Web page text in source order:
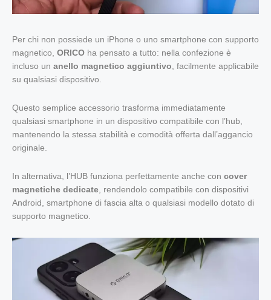
Per chi non possiede un iPhone o uno smartphone con supporto
magnetico, ORICO ha pensato a tutto: nella confezione è
incluso un anello magnetico aggiuntivo , facilmente applicabile
su qualsiasi dispositivo.
Questo semplice accessorio trasforma immediatamente
qualsiasi smartphone in un dispositivo compatibile con l’hub,
mantenendo la stessa stabilità e comodità offerta dall’aggancio
originale.
In alternativa, l’HUB funziona perfettamente anche con cover
magnetiche dedicate , rendendolo compatibile con dispositivi
Android, smartphone di fascia alta o qualsiasi modello dotato di
supporto magnetico.